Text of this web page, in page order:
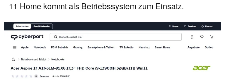
11 Home kommt als Betriebssystem zum Einsatz.